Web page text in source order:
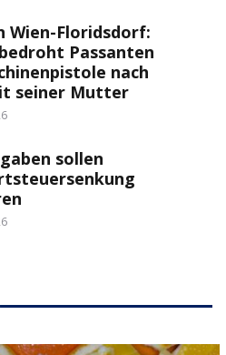
Wien-Floridsdorf:
Passanten
nach
seiner Mutter
sollen